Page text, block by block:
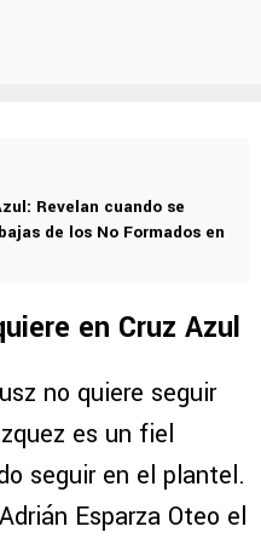
Revelan cuando se
de los No Formados en
en Cruz Azul
no quiere seguir
es un fiel
seguir en el plantel.
Esparza Oteo el